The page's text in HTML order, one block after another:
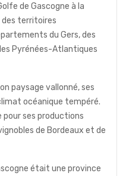
de Gascogne à la
des territoires
du Gers, des
Pyrénées-Atlantiques
paysage vallonné, ses
océanique tempéré.
pour ses productions
de Bordeaux et de
était une province